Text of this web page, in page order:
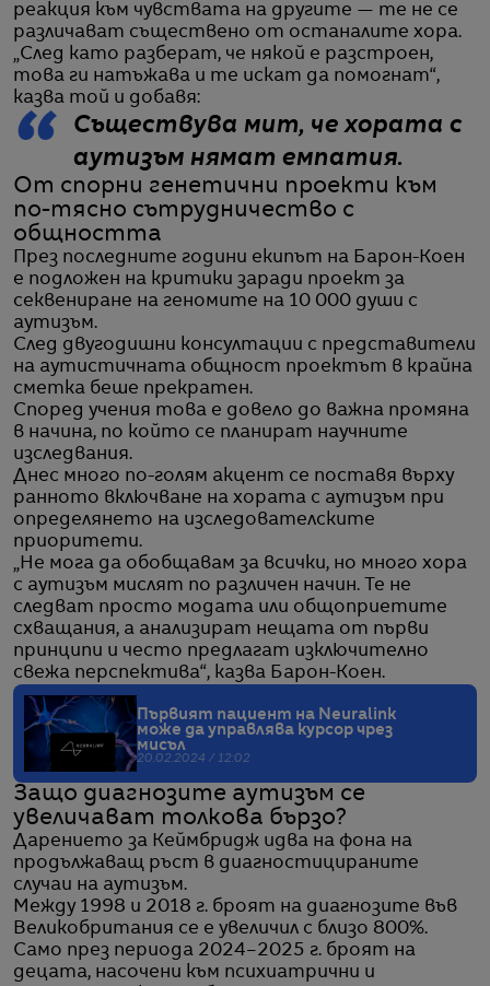
реакция към чувствата на другите — те не се
различават съществено от останалите хора.
„След като разберат, че някой е разстроен,
това ги натъжава и те искат да помогнат“,
казва той и добавя:
Съществува мит, че хората с
аутизъм нямат емпатия.
От спорни генетични проекти към
по-тясно сътрудничество с
общността
През последните години екипът на Барон-Коен
е подложен на критики заради проект за
секвениране на геномите на 10 000 души с
аутизъм.
След двугодишни консултации с представители
на аутистичната общност проектът в крайна
сметка беше прекратен.
Според учения това е довело до важна промяна
в начина, по който се планират научните
изследвания.
Днес много по-голям акцент се поставя върху
ранното включване на хората с аутизъм при
определянето на изследователските
приоритети.
„Не мога да обобщавам за всички, но много хора
с аутизъм мислят по различен начин. Те не
следват просто модата или общоприетите
схващания, а анализират нещата от първи
принципи и често предлагат изключително
свежа перспектива“, казва Барон-Коен.
Първият пациент на Neuralink
може да управлява курсор чрез
мисъл
20.02.2024 / 12:02
Защо диагнозите аутизъм се
увеличават толкова бързо?
Дарението за Кеймбридж идва на фона на
продължаващ ръст в диагностицираните
случаи на аутизъм.
Между 1998 и 2018 г. броят на диагнозите във
Великобритания се е увеличил с близо 800%.
Само през периода 2024–2025 г. броят на
децата, насочени към психиатрични и